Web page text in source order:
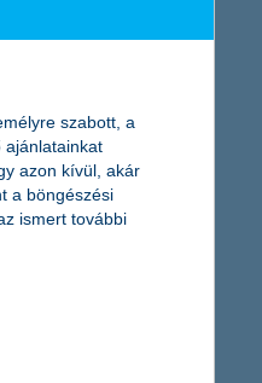
jelent a K&H ifjúsági
meg a magasabb
szabott, a
ajánlatainkat
azon kívül, akár
a böngészési
ismert további